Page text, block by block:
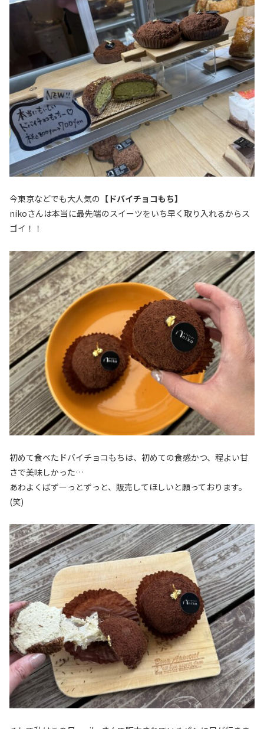
今東京などでも大人気の 【ドバイチョコもち】
nikoさんは本当に最先端のスイーツをいち早く取り入れるからス
ゴイ！！
初めて食べたドバイチョコもちは、初めての食感かつ、程よい甘
さで美味しかった…
あわよくばずーっとずっと、販売してほしいと願っております。
(笑)